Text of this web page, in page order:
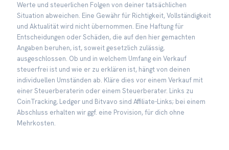
Werte und steuerlichen Folgen von deiner tatsächlichen
Situation abweichen. Eine Gewähr für Richtigkeit, Vollständigkeit
und Aktualität wird nicht übernommen. Eine Haftung für
Entscheidungen oder Schäden, die auf den hier gemachten
Angaben beruhen, ist, soweit gesetzlich zulässig,
ausgeschlossen. Ob und in welchem Umfang ein Verkauf
steuerfrei ist und wie er zu erklären ist, hängt von deinen
individuellen Umständen ab. Kläre dies vor einem Verkauf mit
einer Steuerberaterin oder einem Steuerberater. Links zu
CoinTracking, Ledger und Bitvavo sind Affiliate-Links; bei einem
Abschluss erhalten wir ggf. eine Provision, für dich ohne
Mehrkosten.